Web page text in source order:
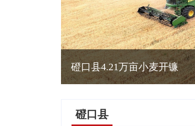
磴口县：数字农具赋
磴口县